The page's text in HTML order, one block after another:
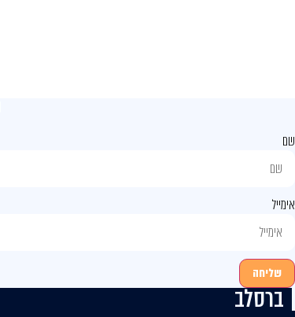
שם
אימייל
שליחה
ברסלב